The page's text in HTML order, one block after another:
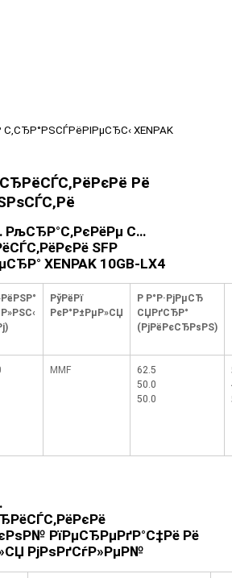
С‚СЂР°РЅСЃРёРІРµСЂС‹ XENPAK
Рё
РљСЂР°С‚РєРёРµ С…
SFP
XENPAK 10GB-LX4
РўРёРї
РєР°Р±РµР»СЏ
Р Р°Р·РјРµСЂ
СЏРґСЂР°
(РјРёРєСЂРѕРЅ)
M MF
62.5
50.0
50.0
РїРµСЂРµРґР°С‡Рё Рё
РјРѕРґСѓР»РµР№